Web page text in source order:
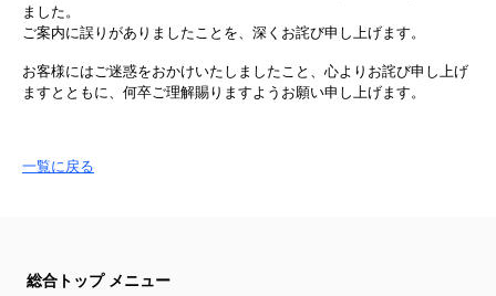
ました。
ご案内に誤りがありましたことを、深くお詫び申し上げます。
お客様にはご迷惑をおかけいたしましたこと、心よりお詫び申し上げ
ますとともに、何卒ご理解賜りますようお願い申し上げます。
一覧に戻る
総合トップ メニュー